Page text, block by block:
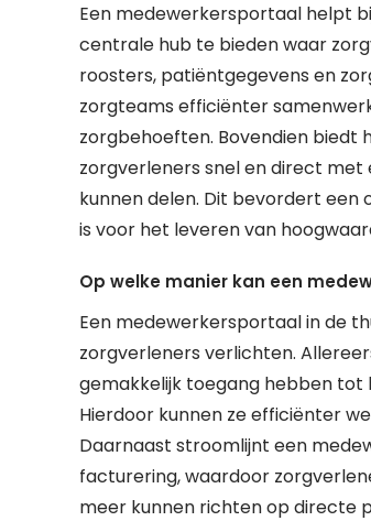
Een medewerkersportaal helpt
centrale hub te bieden waar
roosters, patiëntgegevens en
zorgteams efficiënter
zorgbehoeften. Bovendien
zorgverleners snel en direct
kunnen delen. Dit bevordert
is voor het leveren van
Op welke manier kan een
Een medewerkersportaal in de
zorgverleners verlichten.
gemakkelijk toegang hebben tot
Hierdoor kunnen ze efficiënter
Daarnaast stroomlijnt een
facturering, waardoor
meer kunnen richten op directe